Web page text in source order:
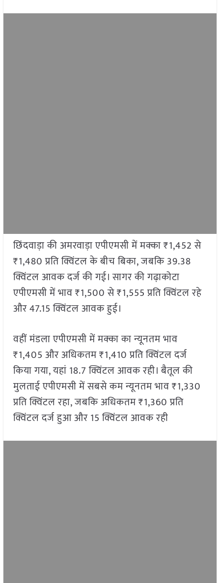
छिंदवाड़ा की अमरवाड़ा एपीएमसी में मक्का ₹1,452 से
₹1,480 प्रति क्विंटल के बीच बिका, जबकि 39.38
क्विंटल आवक दर्ज की गई। सागर की गढ़ाकोटा
एपीएमसी में भाव ₹1,500 से ₹1,555 प्रति क्विंटल रहे
और 47.15 क्विंटल आवक हुई।
वहीं मंडला एपीएमसी में मक्का का न्यूनतम भाव
₹1,405 और अधिकतम ₹1,410 प्रति क्विंटल दर्ज
किया गया, यहां 18.7 क्विंटल आवक रही। बैतूल की
मुलताई एपीएमसी में सबसे कम न्यूनतम भाव ₹1,330
प्रति क्विंटल रहा, जबकि अधिकतम ₹1,360 प्रति
क्विंटल दर्ज हुआ और 15 क्विंटल आवक रही